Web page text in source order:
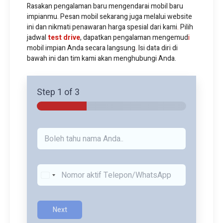
Rasakan pengalaman baru mengendarai mobil baru
impianmu. Pesan mobil sekarang juga melalui website
ini dan nikmati penawaran harga spesial dari kami.Pilih
jadwal test drive, dapatkan pengalaman mengemudi
mobil impian Anda secara langsung.Isi data diri di
bawah ini dan tim kami akan menghubungi Anda.
Step 1 of 3
N
m
*
K
n
a
*
Next